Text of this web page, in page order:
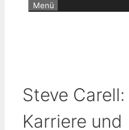
Menü
Steve
Karriere und